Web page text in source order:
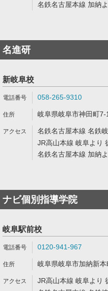
名鉄名古屋本線 加納
名進研
新岐阜校
058-265-9310
岐阜県岐阜市神田町7-
名鉄名古屋本線 名鉄
JR高山本線 岐阜より
名鉄名古屋本線 加納
ナビ個別指導学院
岐阜駅前校
0120-941-967
岐阜県岐阜市加納新
JR高山本線 岐阜より